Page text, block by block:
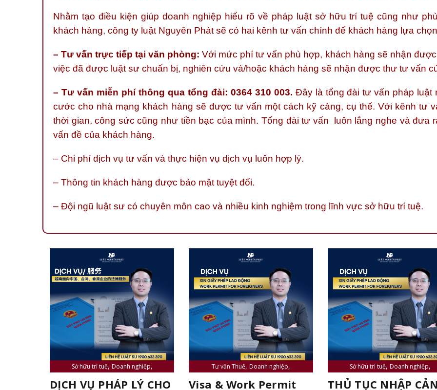
Nhằm tạo điều kiện giúp doanh nghiệp hiểu rõ về pháp luật sở hữu trí tuệ cũng như
khách hàng, công ty luật Nguyên Phát sẽ có hai kênh tư vấn chính để khách hàng lựa
– Tư vấn trực tiếp tại văn phòng: Với mức phí tư vấn phù hợp, khách hàng sẽ nhận
việc đã được luật sư chuẩn bị, nghiên cứu và/hoặc khách hàng sẽ nhận được thư tư vấn
– Tư vấn miễn phí thông qua tổng đài: 0364 310 003. Đây là tổng đài tư vấn pháp luật
cước cho nhà mạng khách hàng sẽ được tư vấn một cách kỹ càng, cụ thể. Với kênh tư
thời gian, công sức cũng như tiền bạc của mình. Tổng đài tư vấn luôn lắng nghe và đưa
vấn đề của khách hàng.
– Chi phí dịch vụ tư vấn và thực hiện vụ dịch vụ luôn hợp lý.
– Thông tin khách hàng được bảo mật tuyệt đối.
– Đội ngũ luật sư có chuyên môn cao và nhiều kinh nghiệm trong lĩnh vực sở hữu trí tuệ.
Sở hữu trí tuệ, Doanh nghiệp,
Luật sư và tư vấn viên Tin tức
DỊCH VỤ PHÁP LÝ CHO
Tư vấn Thuế, Doanh nghiệp,
Visa & Work Permit
Sở hữu trí tuệ, Doanh nghiệp,
Luật sư và tư vấn viên Tin tức
THỦ TỤC NHẬP